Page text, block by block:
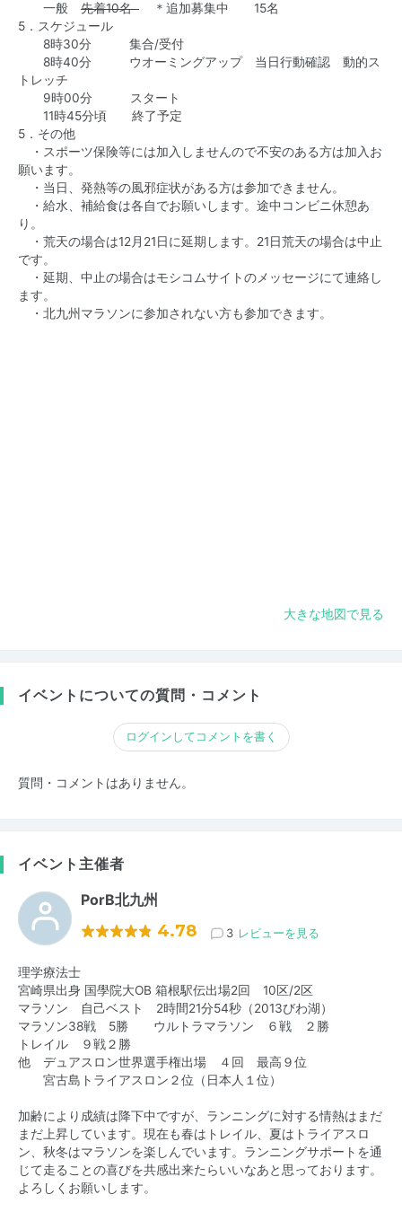
一般 先着10名 ＊追加募集中 15名
5．スケジュール
8時30分 集合/受付
8時40分 ウオーミングアップ 当日行動確認 動的ス
トレッチ
9時00分 スタート
11時45分頃 終了予定
5．その他
・スポーツ保険等には加入しませんので不安のある方は加入お
願います。
・当日、発熱等の風邪症状がある方は参加できません。
・給水、補給食は各自でお願いします。途中コンビニ休憩あ
り。
・荒天の場合は12月21日に延期します。21日荒天の場合は中止
です。
・延期、中止の場合はモシコムサイトのメッセージにて連絡し
ます。
・北九州マラソンに参加されない方も参加できます。
大きな地図で見る
イベントについての質問・コメント
ログインしてコメントを書く
質問・コメントはありません。
イベント主催者
PorB北九州
4.78 3 レビューを見る
理学療法士
宮崎県出身 国學院大OB 箱根駅伝出場2回 10区/2区
マラソン 自己ベスト 2時間21分54秒（2013びわ湖）
マラソン38戦 5勝 ウルトラマラソン ６戦 ２勝
トレイル ９戦２勝
他 デュアスロン世界選手権出場 ４回 最高９位
宮古島トライアスロン２位（日本人１位）
加齢により成績は降下中ですが、ランニングに対する情熱はまだ
まだ上昇しています。現在も春はトレイル、夏はトライアスロ
ン、秋冬はマラソンを楽しんでいます。ランニングサポートを通
じて走ることの喜びを共感出来たらいいなあと思っております。
よろしくお願いします。